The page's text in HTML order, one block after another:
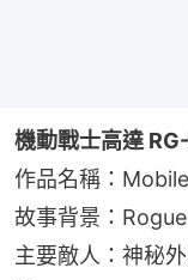
機動戰士高達
作品名稱：
故事背景：
主要敵人：神秘